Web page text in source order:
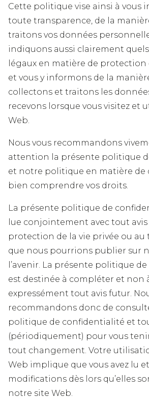
Cette politique vise ainsi à vous
toute transparence, de la
traitons vos données
indiquons aussi clairement
légaux en matière de protection
et vous y informons de la
collectons et traitons les
recevons lorsque vous visitez et
Web.
Nous vous recommandons
attention la présente politique
et notre politique en matière de
bien comprendre vos droits.
La présente politique de
lue conjointement avec tout
protection de la vie privée ou au
que nous pourrions publier sur
l’avenir. La présente politique
est destinée à compléter et non
expressément tout avis futur.
recommandons donc de
politique de confidentialité et
(périodiquement) pour vous
tout changement. Votre
Web implique que vous avez lu
modifications dès lors qu’elles
notre site Web.